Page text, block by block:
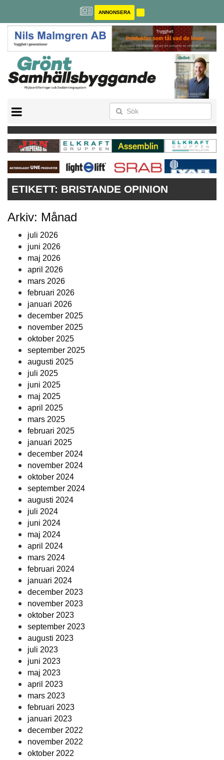
ANNONSERA
MILJÖBYGGNAD
NOLLCO2
CITYLAB
GREENBUILDING
ANNONSERA
ETIKETT: BRISTANDE OPINION
Arkiv: Månad
juli 2026
juni 2026
maj 2026
april 2026
mars 2026
februari 2026
januari 2026
december 2025
november 2025
oktober 2025
september 2025
augusti 2025
juli 2025
juni 2025
maj 2025
april 2025
mars 2025
februari 2025
januari 2025
december 2024
november 2024
oktober 2024
september 2024
augusti 2024
juli 2024
juni 2024
maj 2024
april 2024
mars 2024
februari 2024
januari 2024
december 2023
november 2023
oktober 2023
september 2023
augusti 2023
juli 2023
juni 2023
maj 2023
april 2023
mars 2023
februari 2023
januari 2023
december 2022
november 2022
oktober 2022